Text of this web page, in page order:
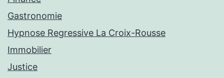
Gastronomie
Hypnose Regressive La Croix-Rousse
Immobilier
Justice